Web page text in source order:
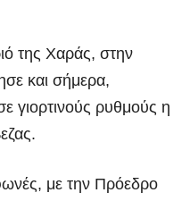
της Χαράς, στην
και σήμερα,
γιορτινούς ρυθμούς η
με την Πρόεδρο